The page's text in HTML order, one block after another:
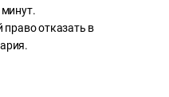
право отказать в